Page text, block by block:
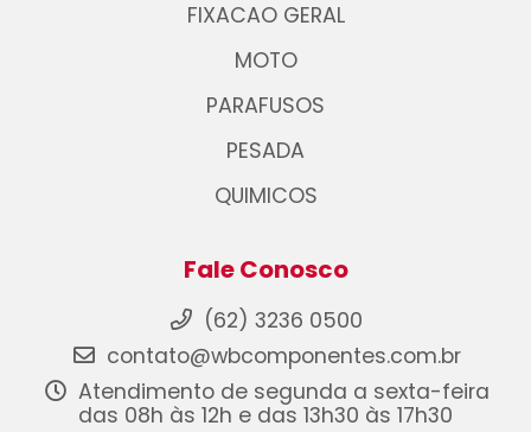
FIXACAO GERAL
MOTO
PARAFUSOS
PESADA
QUIMICOS
Fale Conosco
(62) 3236 0500
contato@wbcomponentes.com.br
Atendimento de segunda a sexta-feira
das 08h às 12h e das 13h30 às 17h30